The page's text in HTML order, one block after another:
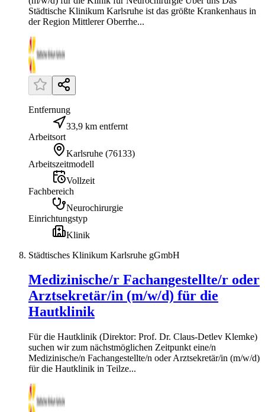
Städtische Klinikum Karlsruhe ist das größte Krankenhaus in
der Region Mittlerer Oberrhe...
Entfernung
33,9 km entfernt
Arbeitsort
Karlsruhe (76133)
Arbeitszeitmodell
Vollzeit
Fachbereich
Neurochirurgie
Einrichtungstyp
Klinik
Städtisches Klinikum Karlsruhe gGmbH
Medizinische/r Fachangestellte/r oder
Arztsekretär/in (m/w/d) für die
Hautklinik
Für die Hautklinik (Direktor: Prof. Dr. Claus-Detlev Klemke)
suchen wir zum nächstmöglichen Zeitpunkt eine/n
Medizinische/n Fachangestellte/n oder Arztsekretär/in (m/w/d)
für die Hautklinik in Teilze...